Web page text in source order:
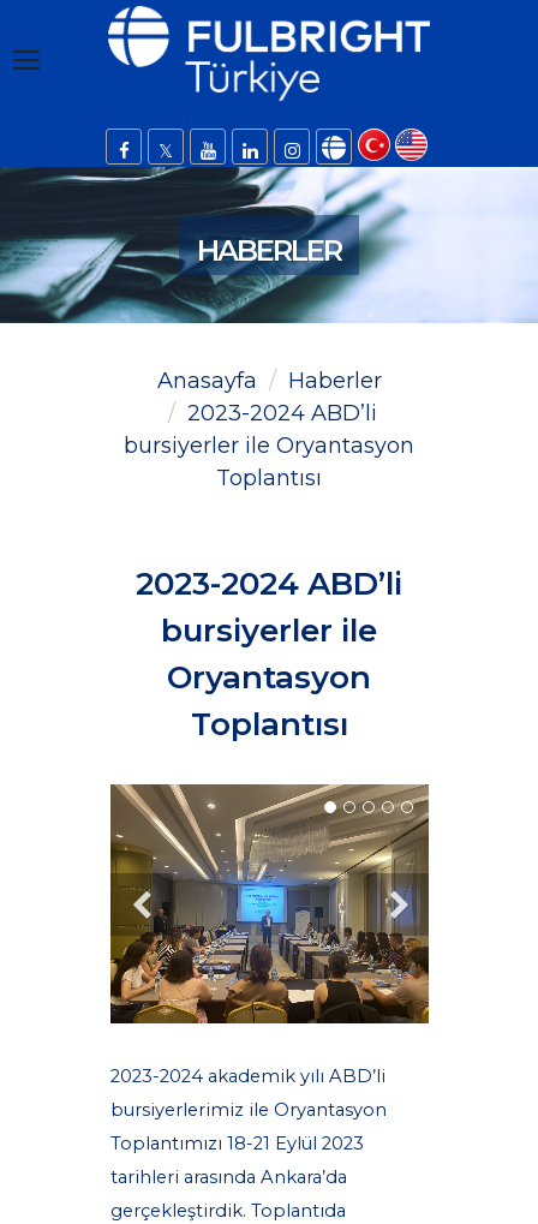
HABERLER
Anasayfa
Haberler
2023-2024 ABD’li
bursiyerler ile Oryantasyon
Toplantısı
2023-2024 ABD’li
bursiyerler ile
Oryantasyon
Toplantısı
2023-2024 akademik yılı ABD’li
bursiyerlerimiz ile Oryantasyon
Toplantımızı 18-21 Eylül 2023
tarihleri arasında Ankara’da
gerçekleştirdik. Toplantıda